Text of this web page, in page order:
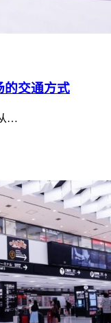
的交通方式
…